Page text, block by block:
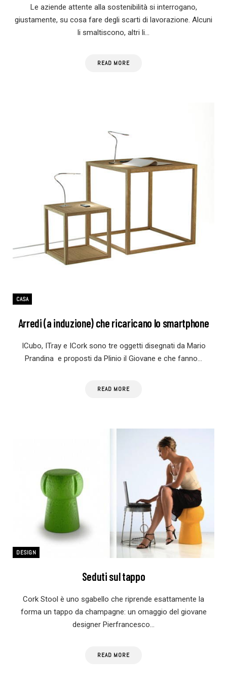
Le aziende attente alla sostenibilità si interrogano,
giustamente, su cosa fare degli scarti di lavorazione. Alcuni
li smaltiscono, altri li…
READ MORE
CASA
Arredi (a induzione) che ricaricano lo smartphone
ICubo, ITray e ICork sono tre oggetti disegnati da Mario
Prandina e proposti da Plinio il Giovane e che fanno…
READ MORE
DESIGN
Seduti sul tappo
Cork Stool è uno sgabello che riprende esattamente la
forma un tappo da champagne: un omaggio del giovane
designer Pierfrancesco…
READ MORE